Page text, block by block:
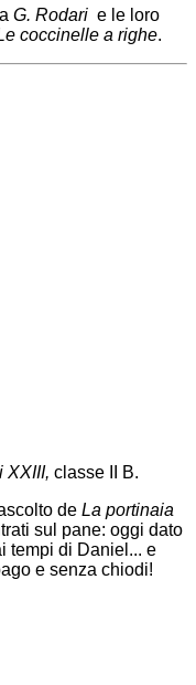
G. Rodarie le loro
coccinelle a righe.
XXIII, classe II B.
de La portinaia
sul pane: oggi dato
tempi di Daniel... e
e senza chiodi!